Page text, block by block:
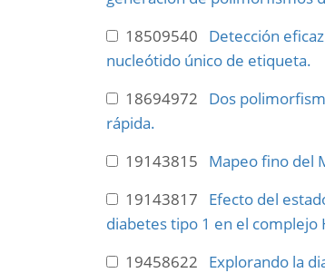
18509540 Detección
nucleótido único de etiqueta.
18694972 Dos
rápida.
19143815 Mapeo fino del
19143817 Efecto del
diabetes tipo 1 en el complejo
19458622 Explorando la